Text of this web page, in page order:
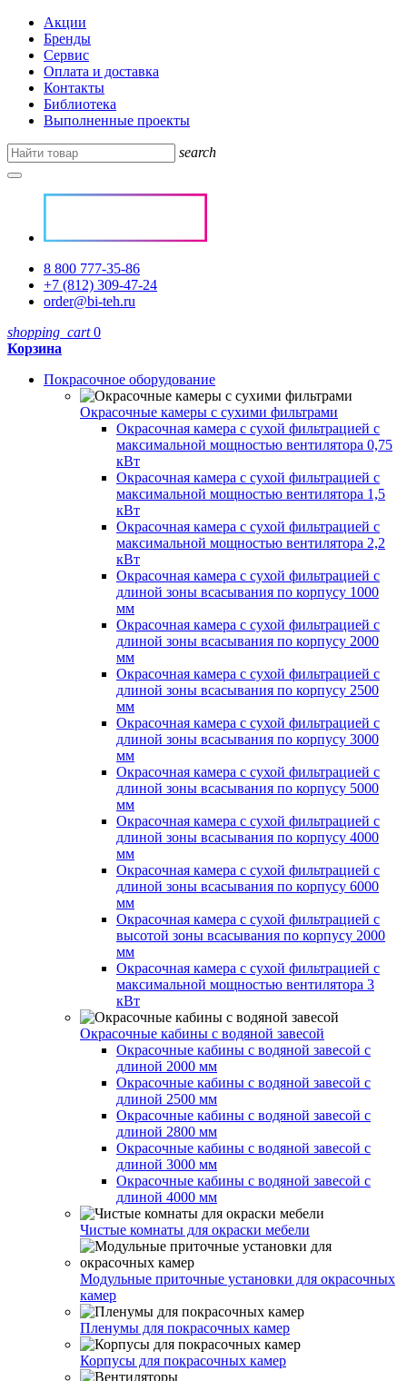
Акции
Бренды
Сервис
Оплата и доставка
Контакты
Библиотека
Выполненные проекты
search
8 800 777-35-86
+7 (812) 309-47-24
order@bi-teh.ru
shopping_cart 0
Корзина
Покрасочное оборудование
Окрасочные камеры с сухими фильтрами
Окрасочная камера с сухой фильтрацией с
максимальной мощностью вентилятора 0,75
кВт
Окрасочная камера с сухой фильтрацией с
максимальной мощностью вентилятора 1,5
кВт
Окрасочная камера с сухой фильтрацией с
максимальной мощностью вентилятора 2,2
кВт
Окрасочная камера с сухой фильтрацией с
длиной зоны всасывания по корпусу 1000
мм
Окрасочная камера с сухой фильтрацией с
длиной зоны всасывания по корпусу 2000
мм
Окрасочная камера с сухой фильтрацией с
длиной зоны всасывания по корпусу 2500
мм
Окрасочная камера с сухой фильтрацией с
длиной зоны всасывания по корпусу 3000
мм
Окрасочная камера с сухой фильтрацией с
длиной зоны всасывания по корпусу 5000
мм
Окрасочная камера с сухой фильтрацией с
длиной зоны всасывания по корпусу 4000
мм
Окрасочная камера с сухой фильтрацией с
длиной зоны всасывания по корпусу 6000
мм
Окрасочная камера с сухой фильтрацией с
высотой зоны всасывания по корпусу 2000
мм
Окрасочная камера с сухой фильтрацией с
максимальной мощностью вентилятора 3
кВт
Окрасочные кабины с водяной завесой
Окрасочные кабины с водяной завесой с
длиной 2000 мм
Окрасочные кабины с водяной завесой с
длиной 2500 мм
Окрасочные кабины с водяной завесой с
длиной 2800 мм
Окрасочные кабины с водяной завесой с
длиной 3000 мм
Окрасочные кабины с водяной завесой с
длиной 4000 мм
Чистые комнаты для окраски мебели
Модульные приточные установки для окрасочных
камер
Пленумы для покрасочных камер
Корпусы для покрасочных камер